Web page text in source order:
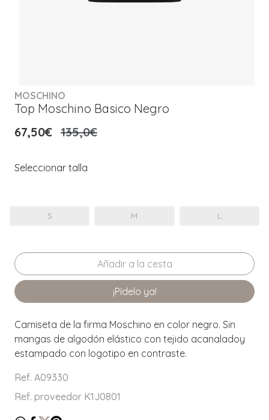
MOSCHINO
Top Moschino Basico Negro
67,50€ 135,0€
Seleccionar talla
S M L
¡Pídelo ya!
Camiseta de la firma Moschino en color negro. Sin
mangas de algodón elástico con tejido acanaladoy
estampado con logotipo en contraste.
Ref. A09330
Ref. proveedor K1J0801